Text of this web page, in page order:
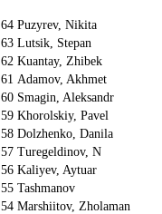
64 Puzyrev, Nikita
63 Lutsik, Stepan
62 Kuantay, Zhibek
61 Adamov, Akhmet
60 Smagin, Aleksandr
59 Khorolskiy, Pavel
58 Dolzhenko, Danila
57 Turegeldinov, N
56 Kaliyev, Aytuar
55 Tashmanov
54 Marshiitov, Zholaman